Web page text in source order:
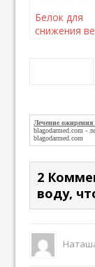
Белок для
снижения
Лечение ожирения
blagodarmed.com -
blagodarmed.com
2
воду,